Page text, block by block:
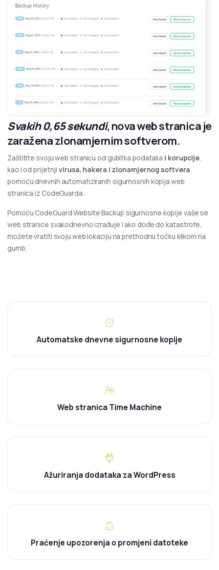
Svakih 0,65 sekundi, nova web stranica je
zaražena zlonamjernim softverom.
Zaštitite svoju web stranicu od gubitka podataka i korupcije
kao i od prijetnjivirusa, hakera i zlonamjernog softvera
pomoću dnevnih automatiziranih sigurnosnih kopija web
stranica iz CodeGuarda.
Pomoću CodeGuard Website Backup sigurnosne kopije vaše se
web stranice svakodnevno izrađuje i ako dođe do katastrofe,
možete vratiti svoju web lokaciju na prethodnu točku klikom na
gumb.
Automatske dnevne sigurnosne kopije
Web stranica Time Machine
Ažuriranja dodataka za WordPress
Praćenje upozorenja o promjeni datoteke